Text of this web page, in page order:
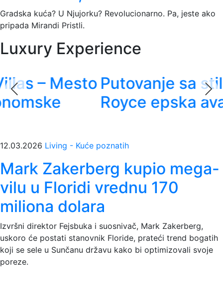
Gradska kuća? U Njujorku? Revolucionarno. Pa, jeste ako
pripada Mirandi Pristli.
Luxury Experience
Putovanje sa stilom - Rolls-
Royce epska avantura
12.03.2026 Living - Kuće poznatih
Mark Zakerberg kupio mega-
vilu u Floridi vrednu 170
miliona dolara
Izvršni direktor Fejsbuka i suosnivač, Mark Zakerberg,
uskoro će postati stanovnik Floride, prateći trend bogatih
koji se sele u Sunčanu državu kako bi optimizovali svoje
poreze.